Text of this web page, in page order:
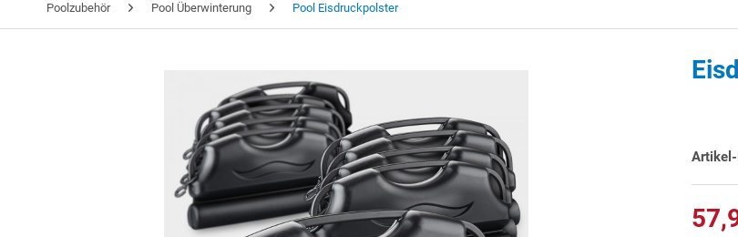
Poolzubehör Pool Überwinterung Pool Eisdruckpolster